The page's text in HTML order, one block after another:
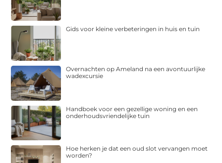
Gids voor kleine verbeteringen in huis en tuin
Overnachten op Ameland na een avontuurlijke
wadexcursie
Handboek voor een gezellige woning en een
onderhoudsvriendelijke tuin
Hoe herken je dat een oud slot vervangen moet
worden?